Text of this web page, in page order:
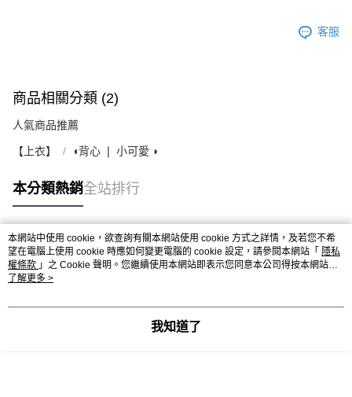
客服
商品相關分類 (2)
人氣商品推薦
【上衣】 ◖背心 ❘ 小可愛 ◗
本分類熱銷全站排行
熱門標籤
本網站中使用 cookie，欲查詢有關本網站使用 cookie 方式之詳情，及若您不希
望在電腦上使用 cookie 時應如何變更電腦的 cookie 設定，請參閱本網站「 隱私
權條款 」之 Cookie 聲明。您繼續使用本網站即表示您同意本公司得按本網站使
用條款之 Cookie 聲明使用 cookie。
了解更多 >
我知道了